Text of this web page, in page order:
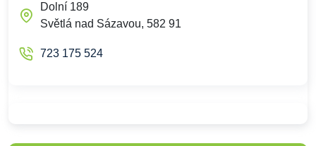
Dolní 189
Světlá nad Sázavou, 582 91
723 175 524